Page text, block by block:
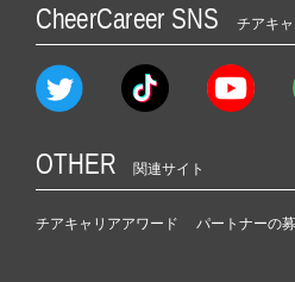
CheerCareer SNS チアキ
OTHER 関連サイト
チアキャリアアワード パートナーの